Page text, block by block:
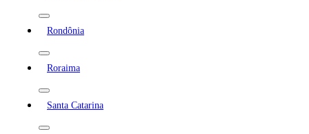
Rondônia
Roraima
Santa Catarina